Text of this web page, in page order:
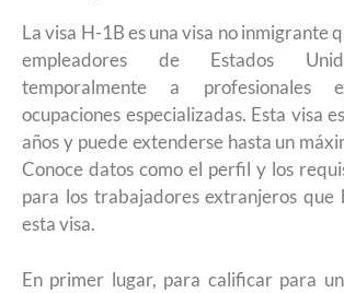
La visa H-1B es una visa no inmigrante
empleadores de Estados
temporalmente a profesionales
ocupaciones especializadas. Esta visa
años y puede extenderse hasta un
Conoce datos como el perfil y los
para los trabajadores extranjeros que
esta visa.
En primer lugar, para calificar para